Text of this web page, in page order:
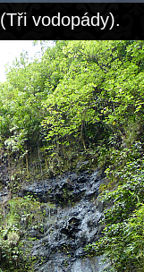
vodopády).